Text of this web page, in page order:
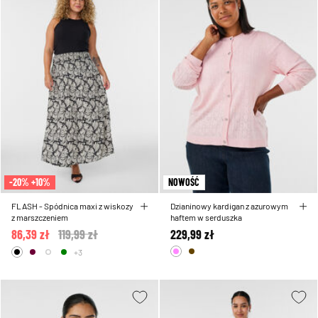
-20% +10%
FLASH - Spódnica maxi z wiskozy
z marszczeniem
Price reduced from
119,99 zł
86,39 zł
+3
NOWOŚĆ
Dzianinowy kardigan z azurowym
haftem w serduszka
229,99 zł